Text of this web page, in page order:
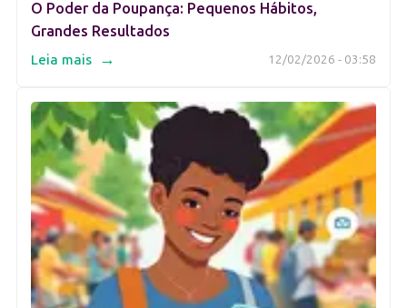
O Poder da Poupança: Pequenos Hábitos,
Grandes Resultados
12/02/2026 - 03:58
Leia mais →